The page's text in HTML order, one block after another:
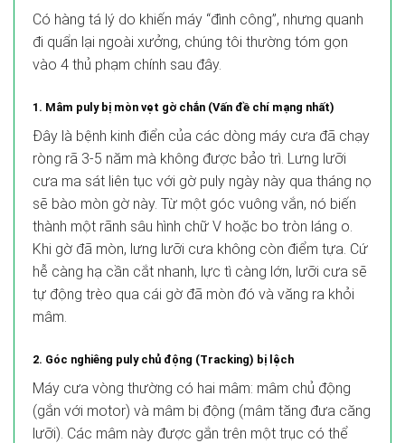
Có hàng tá lý do khiến máy “đình công”, nhưng quanh
đi quẩn lại ngoài xưởng, chúng tôi thường tóm gọn
vào 4 thủ phạm chính sau đây.
1. Mâm puly bị mòn vẹt gờ chắn (Vấn đề chí mạng nhất)
Đây là bệnh kinh điển của các dòng máy cưa đã chạy
ròng rã 3-5 năm mà không được bảo trì. Lưng lưỡi
cưa ma sát liên tục với gờ puly ngày này qua tháng nọ
sẽ bào mòn gờ này. Từ một góc vuông vắn, nó biến
thành một rãnh sâu hình chữ V hoặc bo tròn láng o.
Khi gờ đã mòn, lưng lưỡi cưa không còn điểm tựa. Cứ
hễ càng hạ cần cắt nhanh, lực tì càng lớn, lưỡi cưa sẽ
tự động trèo qua cái gờ đã mòn đó và văng ra khỏi
mâm.
2. Góc nghiêng puly chủ động (Tracking) bị lệch
Máy cưa vòng thường có hai mâm: mâm chủ động
(gắn với motor) và mâm bị động (mâm tăng đưa căng
lưỡi). Các mâm này được gắn trên một trục có thể